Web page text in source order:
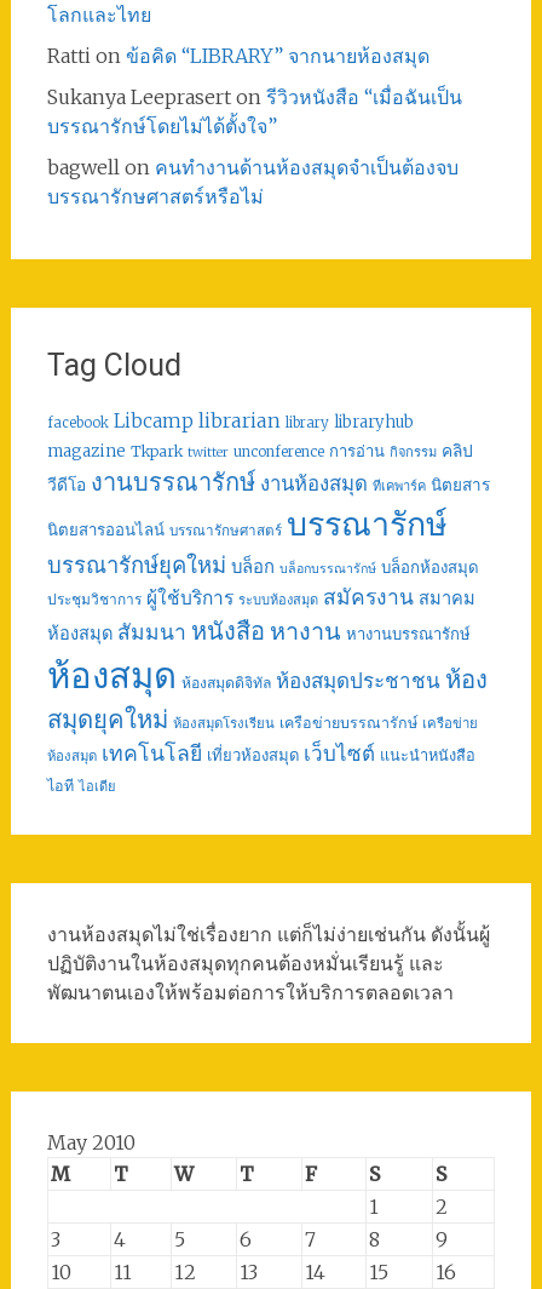
โลกและไทย
Rattion ข้อคิด “LIBRARY” จากนายห้องสมุด
Sukanya Leepraserton รีวิวหนังสือ “เมื่อฉันเป็น
บรรณารักษ์โดยไม่ได้ตั้งใจ”
bagwellon คนทำงานด้านห้องสมุดจำเป็นต้องจบ
บรรณารักษศาสตร์หรือไม่
Tag Cloud
facebook Libcamp librarian library libraryhub
magazine Tkpark twitter unconference การอ่าน กิจกรรม คลิป
วีดีโอ งานบรรณารักษ์ งานห้องสมุด ทีเคพาร์ค นิตยสาร
นิตยสารออนไลน์ บรรณารักษศาสตร์ บรรณารักษ์
บรรณารักษ์ยุคใหม่ บล็อก บล็อกบรรณารักษ์ บล็อกห้องสมุด
ประชุมวิชาการ ผู้ใช้บริการ ระบบห้องสมุด สมัครงาน สมาคม
ห้องสมุด สัมมนา หนังสือ หางาน หางานบรรณารักษ์
ห้องสมุด ห้องสมุดดิจิทัล ห้องสมุดประชาชน ห้อง
สมุดยุคใหม่ ห้องสมุดโรงเรียน เครือข่ายบรรณารักษ์ เครือข่าย
ห้องสมุด เทคโนโลยี เที่ยวห้องสมุด เว็บไซต์ แนะนำหนังสือ
ไอที ไอเดีย
งานห้องสมุดไม่ใช่เรื่องยาก แต่ก็ไม่ง่ายเช่นกัน ดังนั้นผู้
ปฏิบัติงานในห้องสมุดทุกคนต้องหมั่นเรียนรู้ และ
พัฒนาตนเองให้พร้อมต่อการให้บริการตลอดเวลา
May 2010
M
T W T F S
S
1
2
3
4 5 6 7 8
9
10
11 12 13 14 15
16